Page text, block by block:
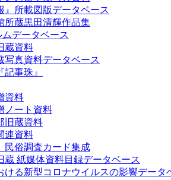
』所載図版データベース
所蔵黒田清輝作品集
データベース
蔵資料
写真資料データベース
事珠』
資料
ノート資料
旧蔵資料
連資料
俗調査カード集成
蔵 紙媒体資料目録データベース
ける新型コロナウイルスの影響データ